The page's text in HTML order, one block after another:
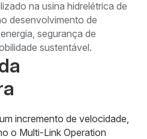
na usina hidrelétrica de
desenvolvimento de
segurança de
sustentável.
incremento de velocidade,
o Multi-Link Operation